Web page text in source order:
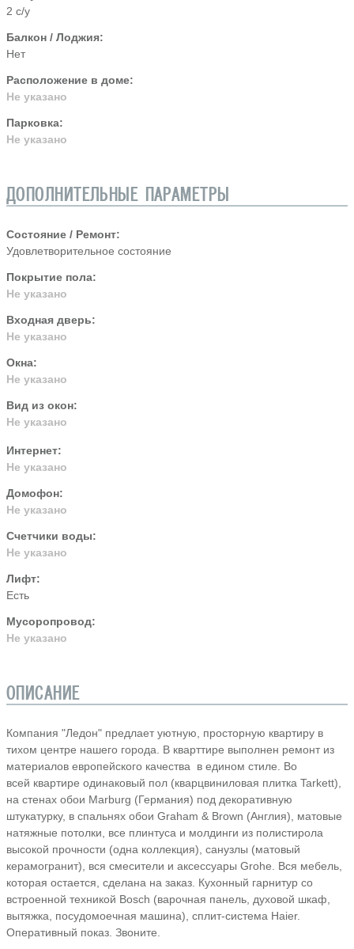
2 с/у
Балкон / Лоджия:
Нет
Расположение в доме:
Не указано
Парковка:
Не указано
ДОПОЛНИТЕЛЬНЫЕ ПАРАМЕТРЫ
Состояние / Ремонт:
Удовлетворительное состояние
Покрытие пола:
Не указано
Входная дверь:
Не указано
Окна:
Не указано
Вид из окон:
Не указано
Интернет:
Не указано
Домофон:
Не указано
Счетчики воды:
Не указано
Лифт:
Есть
Мусоропровод:
Не указано
ОПИСАНИЕ
Компания "Ледон" предлает уютную, просторную квартиру в
тихом центре нашего города. В кварттире выполнен ремонт из
материалов европейского качества в едином стиле. Во
всей квартире одинаковый пол (кварцвиниловая плитка Tarkett),
на стенах обои Marburg (Германия) под декоративную
штукатурку, в спальнях обои Graham & Brown (Англия), матовые
натяжные потолки, все плинтуса и молдинги из полистирола
высокой прочности (одна коллекция), санузлы (матовый
керамогранит), вся смесители и аксессуары Grohe. Вся мебель,
которая остается, сделана на заказ. Кухонный гарнитур со
встроенной техникой Bosch (варочная панель, духовой шкаф,
вытяжка, посудомоечная машина), сплит-система Haier.
Оперативный показ. Звоните.